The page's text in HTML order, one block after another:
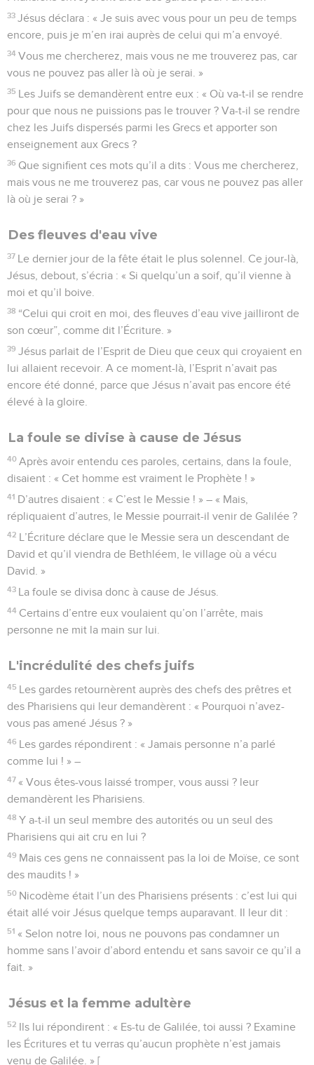
33 Jésus déclara : « Je suis avec vous pour un peu de temps
encore, puis je m’en irai auprès de celui qui m’a envoyé.
34 Vous me chercherez, mais vous ne me trouverez pas, car
vous ne pouvez pas aller là où je serai. »
35 Les Juifs se demandèrent entre eux : « Où va-t-il se rendre
pour que nous ne puissions pas le trouver ? Va-t-il se rendre
chez les Juifs dispersés parmi les Grecs et apporter son
enseignement aux Grecs ?
36 Que signifient ces mots qu’il a dits : Vous me chercherez,
mais vous ne me trouverez pas, car vous ne pouvez pas aller
là où je serai ? »
Des fleuves d'eau vive
37 Le dernier jour de la fête était le plus solennel. Ce jour-là,
Jésus, debout, s’écria : « Si quelqu’un a soif, qu’il vienne à
moi et qu’il boive.
38 “Celui qui croit en moi, des fleuves d’eau vive jailliront de
son cœur”, comme dit l’Écriture. »
39 Jésus parlait de l’Esprit de Dieu que ceux qui croyaient en
lui allaient recevoir. A ce moment-là, l’Esprit n’avait pas
encore été donné, parce que Jésus n’avait pas encore été
élevé à la gloire.
La foule se divise à cause de Jésus
40 Après avoir entendu ces paroles, certains, dans la foule,
disaient : « Cet homme est vraiment le Prophète ! »
41 D’autres disaient : « C’est le Messie ! » – « Mais,
répliquaient d’autres, le Messie pourrait-il venir de Galilée ?
42 L’Écriture déclare que le Messie sera un descendant de
David et qu’il viendra de Bethléem, le village où a vécu
David. »
43 La foule se divisa donc à cause de Jésus.
44 Certains d’entre eux voulaient qu’on l’arrête, mais
personne ne mit la main sur lui.
L'incrédulité des chefs juifs
45 Les gardes retournèrent auprès des chefs des prêtres et
des Pharisiens qui leur demandèrent : « Pourquoi n’avez-
vous pas amené Jésus ? »
46 Les gardes répondirent : « Jamais personne n’a parlé
comme lui ! » –
47 « Vous êtes-vous laissé tromper, vous aussi ? leur
demandèrent les Pharisiens.
48 Y a-t-il un seul membre des autorités ou un seul des
Pharisiens qui ait cru en lui ?
49 Mais ces gens ne connaissent pas la loi de Moïse, ce sont
des maudits ! »
50 Nicodème était l’un des Pharisiens présents : c’est lui qui
était allé voir Jésus quelque temps auparavant. Il leur dit :
51 « Selon notre loi, nous ne pouvons pas condamner un
homme sans l’avoir d’abord entendu et sans savoir ce qu’il a
fait. »
Jésus et la femme adultère
52 Ils lui répondirent : « Es-tu de Galilée, toi aussi ? Examine
les Écritures et tu verras qu’aucun prophète n’est jamais
venu de Galilée. » [